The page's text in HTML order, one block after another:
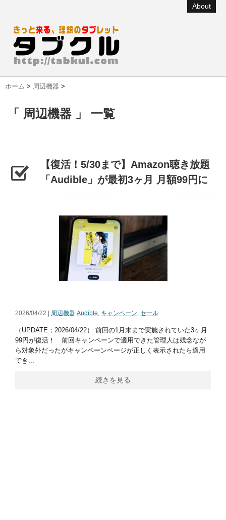
About
ホーム > 周辺機器 >
「 周辺機器 」 一覧
【復活！5/30まで】Amazon聴き放題
「Audible」が最初3ヶ月 月額99円に
2026/04/22 | 周辺機器 Audible, キャンペーン, セール
（UPDATE；2026/04/22） 前回の1月末まで実施されていた3ヶ月
99円が復活！ 前回キャンペーンで適用できた管理人は残念なが
ら対象外だったがキャンペーンページが正しく表示されたら適用
でき...
続きを見る